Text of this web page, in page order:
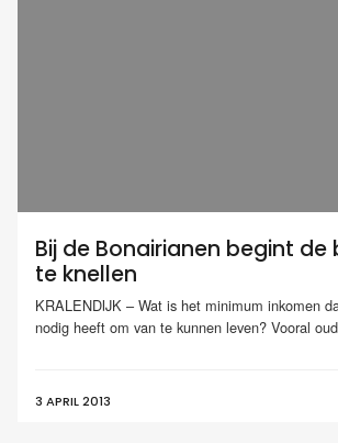
Bij de Bonairianen begint de
te knellen
KRALENDIJK – Wat is het minimum inkomen
nodig heeft om van te kunnen leven? Vooral
3 APRIL 2013